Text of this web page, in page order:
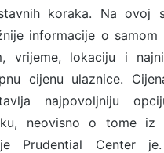
koraka. Na ovoj
informacije o
vrijeme, lokaciju i
cijenu ulaznice.
najpovoljniju
neovisno o tome iz
Prudential Center